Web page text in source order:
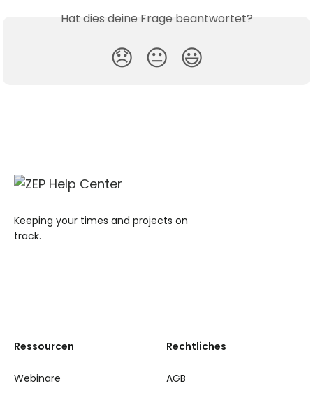
Hat dies deine Frage beantwortet?
😞 😐 😃
Keeping your times and projects on
track.
Ressourcen
Webinare
Rechtliches
AGB